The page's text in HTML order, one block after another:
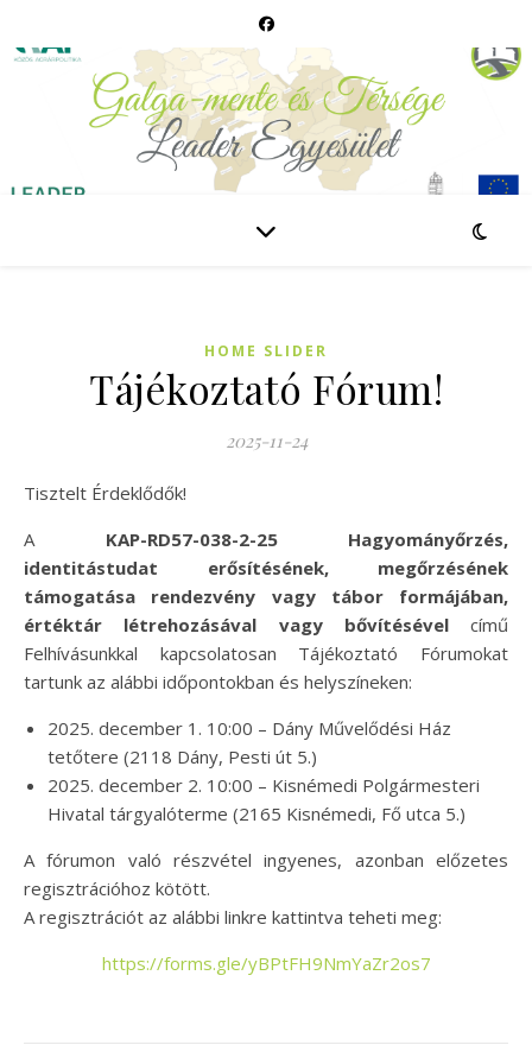
HOME SLIDER
Tájékoztató Fórum!
2025-11-24
Tisztelt Érdeklődők!
A KAP-RD57-038-2-25 Hagyományőrzés,
identitástudat erősítésének, megőrzésének
támogatása rendezvény vagy tábor formájában,
értéktár létrehozásával vagy bővítésévelcímű
Felhívásunkkal kapcsolatosan Tájékoztató Fórumokat
tartunk az alábbi időpontokban és helyszíneken:
2025. december 1. 10:00 – Dány Művelődési Ház
tetőtere (2118 Dány, Pesti út 5.)
2025. december 2. 10:00 – Kisnémedi Polgármesteri
Hivatal tárgyalóterme (2165 Kisnémedi, Fő utca 5.)
A fórumon való részvétel ingyenes, azonban előzetes
regisztrációhoz kötött.
A regisztrációt az alábbi linkre kattintva teheti meg:
https://forms.gle/yBPtFH9NmYaZr2os7